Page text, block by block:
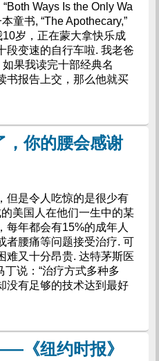
Ways Is the Only Wa
童书, “The Apothecary,”
岁，正在蒙大拿快乐成
段变速的自行车啦. 我老爸
如果我读完十部经典名
书报告上交，那么他就买
，你的腰会感谢
但是令人吃惊的是很少有
美国人在他们一生中的某
每年都会有15%的成年人
者腰痛等问题接受治疗. 可
难又十分昂贵. 达特茅斯医
丁说：“治疗方式多种多
没有足够的技术达到最好
《纽约时报》